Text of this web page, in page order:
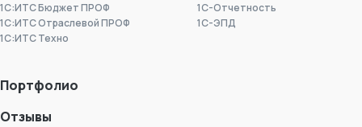
1С:ИТС Бюджет ПРОФ
1С:ИТС Отраслевой ПРОФ
1С:ИТС Техно
1C-Отчетность
1С-ЭПД
Портфолио
Отзывы